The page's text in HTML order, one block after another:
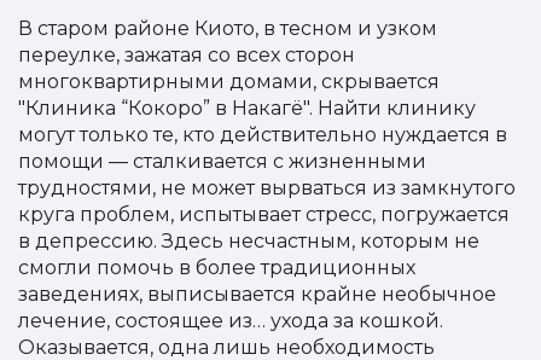
В старом районе Киото, в тесном и узком
переулке, зажатая со всех сторон
многоквартирными домами, скрывается
"Клиника “Кокоро” в Накагё". Найти клинику
могут только те, кто действительно нуждается в
помощи — сталкивается с жизненными
трудностями, не может вырваться из замкнутого
круга проблем, испытывает стресс, погружается
в депрессию. Здесь несчастным, которым не
смогли помочь в более традиционных
заведениях, выписывается крайне необычное
лечение, состоящее из… ухода за кошкой.
Оказывается, одна лишь необходимость